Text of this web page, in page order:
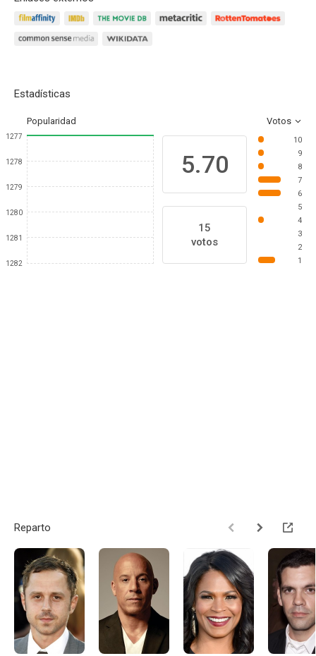
Estadísticas
Popularidad Votos
1277
1278
1279
1280
1281
1282
5.70
15
votos
10
9
8
7
6
5
4
3
2
1
Reparto